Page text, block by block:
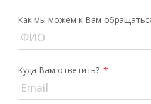
Как мы можем к Вам
Куда Вам ответить? *